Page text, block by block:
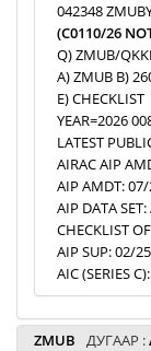
042348
(C0110/26
Q) ZMUB/
A) ZMUB B)
E) CHECKLIST
YEAR=2026
LATEST
AIRAC AIP
AIP AMDT:
AIP DATA
CHECKLIST
AIP SUP: 02/
AIC (SERIES
ZMUB ДУГААР :